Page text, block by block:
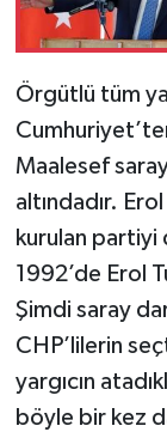
Örgütlü tüm
Maalesef
altındadır.
kurulan partiyi
1992’de Erol
Şimdi saray
CHP’lilerin
yargıcın
böyle bir kez